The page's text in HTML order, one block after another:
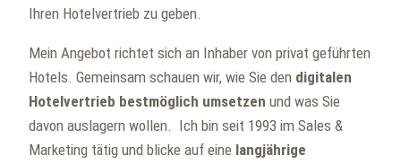
Ihren Hotelvertrieb zu geben.
Mein Angebot richtet sich an Inhaber von privat geführten
Hotels. Gemeinsam schauen wir, wie Sie den digitalen
Hotelvertrieb bestmöglich umsetzen und was Sie
davon auslagern wollen. Ich bin seit 1993 im Sales &
Marketing tätig und blicke auf eine langjährige